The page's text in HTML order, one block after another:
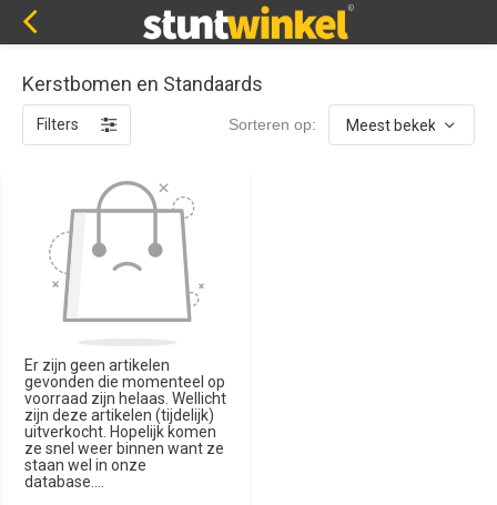
Kerstbomen en Standaards
Filters Sorteren op:
Er zijn geen artikelen
gevonden die momenteel op
voorraad zijn helaas. Wellicht
zijn deze artikelen (tijdelijk)
uitverkocht. Hopelijk komen
ze snel weer binnen want ze
staan wel in onze
database....